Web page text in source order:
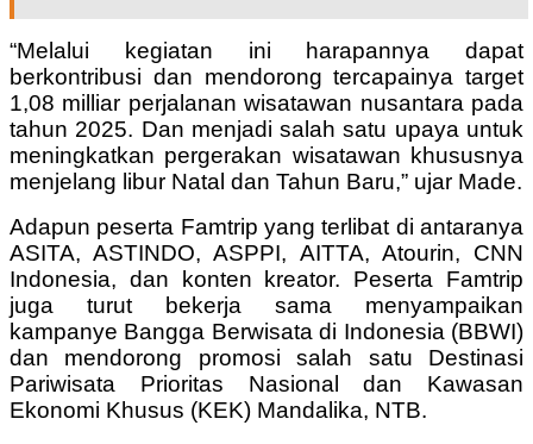
“Melalui kegiatan ini harapannya dapat
berkontribusi dan mendorong tercapainya target
1,08 milliar perjalanan wisatawan nusantara pada
tahun 2025. Dan menjadi salah satu upaya untuk
meningkatkan pergerakan wisatawan khususnya
menjelang libur Natal dan Tahun Baru,” ujar Made.
Adapun peserta Famtrip yang terlibat di antaranya
ASITA, ASTINDO, ASPPI, AITTA, Atourin, CNN
Indonesia, dan konten kreator. Peserta Famtrip
juga turut bekerja sama menyampaikan
kampanye Bangga Berwisata di Indonesia (BBWI)
dan mendorong promosi salah satu Destinasi
Pariwisata Prioritas Nasional dan Kawasan
Ekonomi Khusus (KEK) Mandalika, NTB.